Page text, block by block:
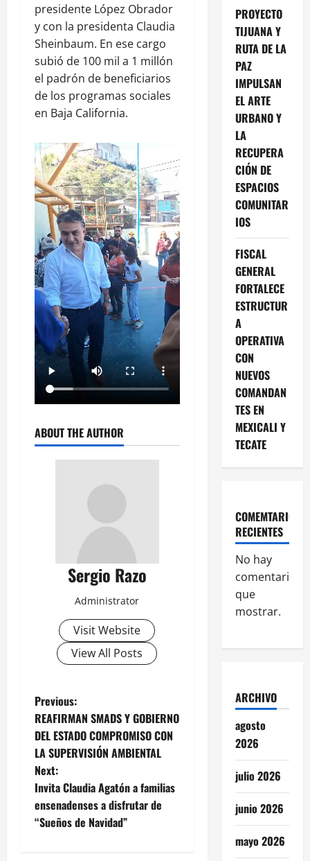
presidente López Obrador
y con la presidenta Claudia
Sheinbaum. En ese cargo
subió de 100 mil a 1 millón
el padrón de beneficiarios
de los programas sociales
en Baja California.
ABOUT THE AUTHOR
Sergio Razo
Administrator
Visit Website
View All Posts
P
o
s
t
n
Previous:
REAFIRMAN SMADS Y GOBIERNO
DEL ESTADO COMPROMISO CON
LA SUPERVISIÓN AMBIENTAL
Next:
Invita Claudia Agatón a familias
ensenadenses a disfrutar de
“Sueños de Navidad”
PROYECTO
TIJUANA Y
RUTA DE LA
PAZ
IMPULSAN
EL ARTE
URBANO Y
LA
RECUPERA
CIÓN DE
ESPACIOS
COMUNITAR
IOS
FISCAL
GENERAL
FORTALECE
ESTRUCTUR
A
OPERATIVA
CON
NUEVOS
COMANDAN
TES EN
MEXICALI Y
TECATE
COMEMTARIOS
RECIENTES
No hay
comentarios
que
mostrar.
ARCHIVO
agosto
2026
julio 2026
junio 2026
mayo 2026